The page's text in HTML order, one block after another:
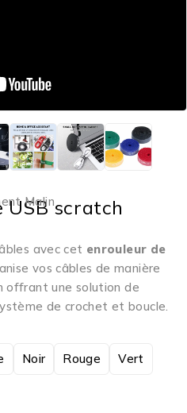
Malin
USB scratch
avec cet enrouleur de
vos câbles de manière
une solution de
de crochet et boucle.
Noir Rouge Vert